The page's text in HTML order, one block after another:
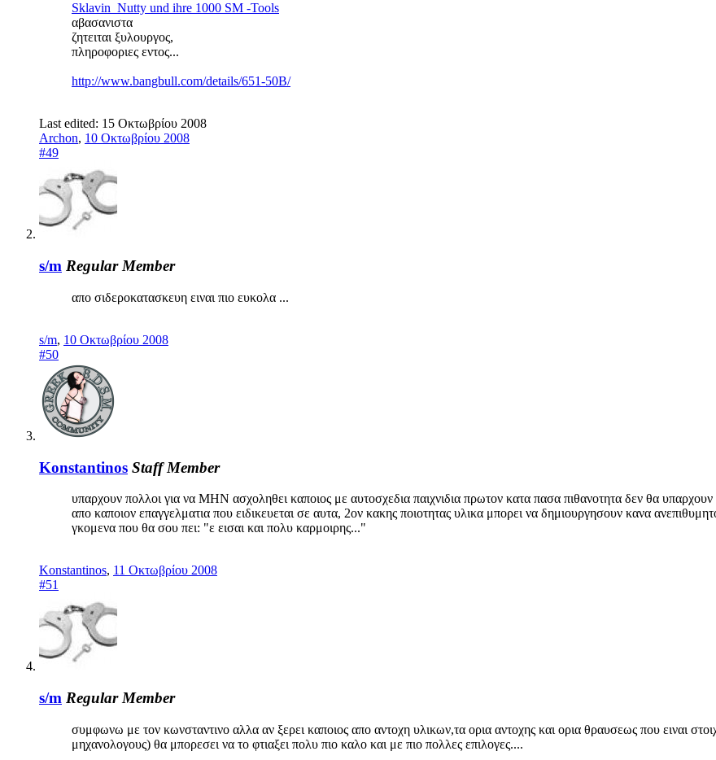
Sklavin_Nutty und ihre 1000 SM -Tools
αβασανιστα
ζητειται ξυλουργος,
πληροφοριες εντος...
http://www.bangbull.com/details/651-50B/
Last edited: 15 Οκτωβρίου 2008
Archon, 10 Οκτωβρίου 2008
#49
s/m Regular Member
απο σιδεροκατασκευη ειναι πιο ευκολα ...
s/m, 10 Οκτωβρίου 2008
#50
Konstantinos Staff Member
υπαρχουν πολλοι για να ΜΗΝ ασχοληθει καποιος με αυτοσχεδια παιχνιδια πρωτον κατα πασα πιθανοτητα δεν θα
απο καποιον επαγγελματια που ειδικευεται σε αυτα, 2ον κακης ποιοτητας υλικα μπορει να δημιουργησουν κανα
γκομενα που θα σου πει: "ε εισαι και πολυ καρμοιρης..."
Konstantinos, 11 Οκτωβρίου 2008
#51
s/m Regular Member
συμφωνω με τον κωνσταντινο αλλα αν ξερει καποιος απο αντοχη υλικων,τα ορια αντοχης και ορια θραυσεως που ειναι
μηχανολογους) θα μπορεσει να το φτιαξει πολυ πιο καλο και με πιο πολλες επιλογες....